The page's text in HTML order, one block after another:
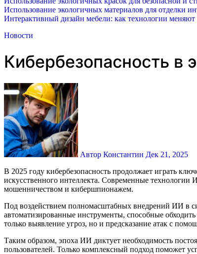
Использование экологичных материалов для отделки
Интерактивный дизайн мебели: как технологии
Новости
Кибербезопасность
Автор Константин Дек 21, 2025
В 2025 году кибербезопасность продолжает играть ключевую роль в обеспечении защиты информации и инфраструктуры в условиях быстрых технических изменений, вызванных развитием
искусственного интеллекта. Современные
мошенничеством и кибершпионажем.
Под воздействием полномасштабных внедрений ИИ в
автоматизированные инструменты, способные
только выявление угроз, но и предсказание атак с
Таким образом, эпоха ИИ диктует необходимость
пользователей. Только комплексный подход поможет